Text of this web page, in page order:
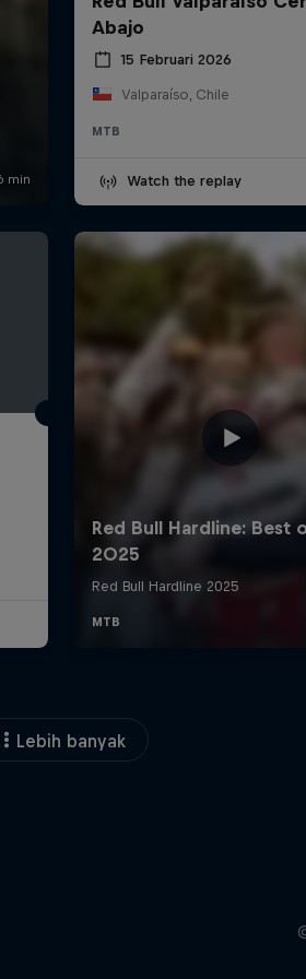
Abajo
15 Februari 2026
Valparaíso, Chile
MTB
Watch the replay
Lebih banyak